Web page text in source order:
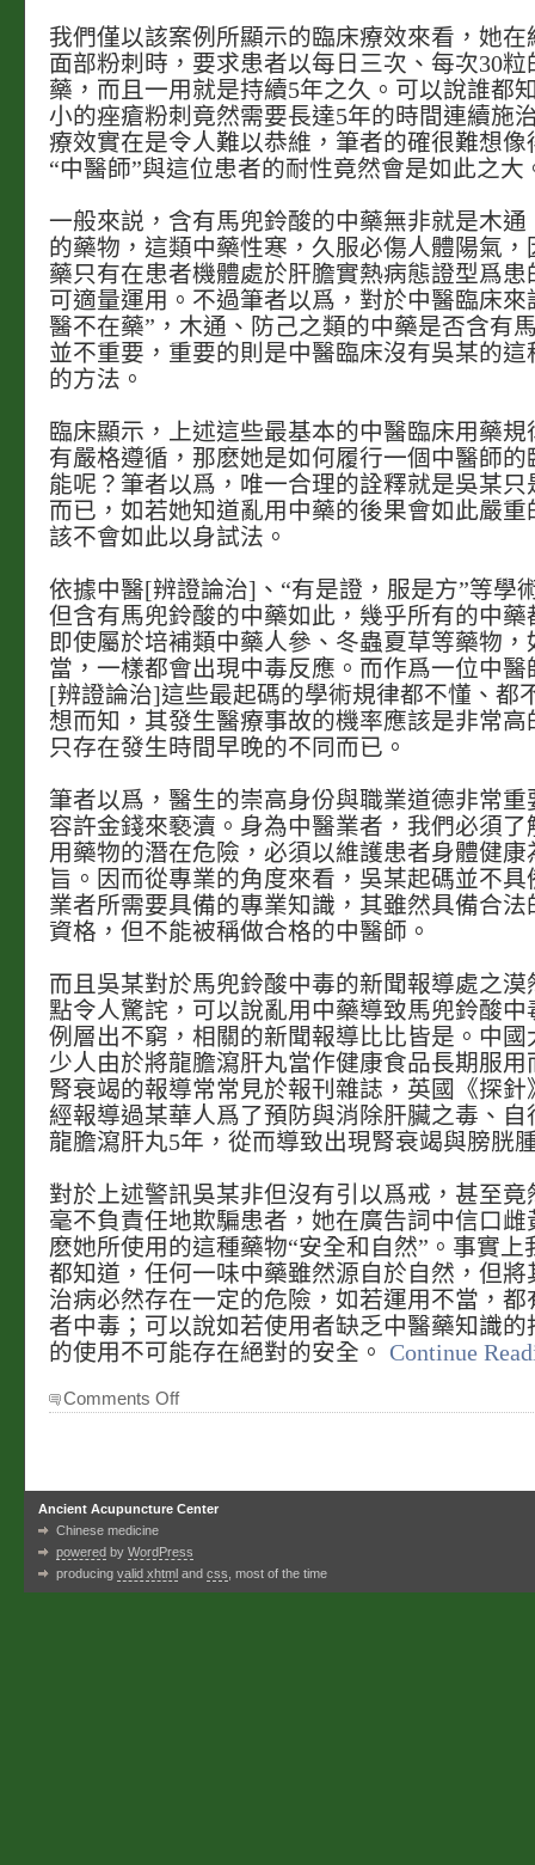
我們僅以該案例所顯示的臨床療效來看，她在
面部粉刺時，要求患者以每日三次、每次30粒
藥，而且一用就是持續5年之久。可以說誰都
小的痤瘡粉刺竟然需要長達5年的時間連續施
療效實在是令人難以恭維，筆者的確很難想像
“中醫師”與這位患者的耐性竟然會是如此之大
一般來説，含有馬兜鈴酸的中藥無非就是木通
的藥物，這類中藥性寒，久服必傷人體陽氣，
藥只有在患者機體處於肝膽實熱病態證型爲患
可適量運用。不過筆者以爲，對於中醫臨床來
醫不在藥”，木通、防己之類的中藥是否含有
並不重要，重要的則是中醫臨床沒有吳某的這
的方法。
臨床顯示，上述這些最基本的中醫臨床用藥規
有嚴格遵循，那麽她是如何履行一個中醫師的
能呢？筆者以爲，唯一合理的詮釋就是吳某只
而已，如若她知道亂用中藥的後果會如此嚴重
該不會如此以身試法。
依據中醫[辨證論治]、“有是證，服是方”等學
但含有馬兜鈴酸的中藥如此，幾乎所有的中藥
即使屬於培補類中藥人參、冬蟲夏草等藥物，
當，一樣都會出現中毒反應。而作爲一位中醫
[辨證論治]這些最起碼的學術規律都不懂、都
想而知，其發生醫療事故的機率應該是非常高
只存在發生時間早晚的不同而已。
筆者以爲，醫生的崇高身份與職業道德非常重
容許金錢來褻瀆。身為中醫業者，我們必須了
用藥物的潛在危險，必須以維護患者身體健康
旨。因而從專業的角度來看，吳某起碼並不具
業者所需要具備的專業知識，其雖然具備合法
資格，但不能被稱做合格的中醫師。
而且吳某對於馬兜鈴酸中毒的新聞報導處之漠
點令人驚詫，可以說亂用中藥導致馬兜鈴酸中
例層出不窮，相關的新聞報導比比皆是。中國
少人由於將龍膽瀉肝丸當作健康食品長期服用
腎衰竭的報導常常見於報刊雜誌，英國《探針
經報導過某華人爲了預防與消除肝臟之毒、自
龍膽瀉肝丸5年，從而導致出現腎衰竭與膀胱
對於上述警訊吳某非但沒有引以爲戒，甚至竟
毫不負責任地欺騙患者，她在廣告詞中信口雌
麽她所使用的這種藥物“安全和自然”。事實上
都知道，任何一味中藥雖然源自於自然，但將
治病必然存在一定的危險，如若運用不當，都
者中毒；可以說如若使用者缺乏中醫藥知識的
的使用不可能存在絕對的安全。 Continue
Comments Offon
法
示
Ancient Acupuncture Center
Chinese medicine
powered by WordPress
producing valid xhtml and css, most of the time